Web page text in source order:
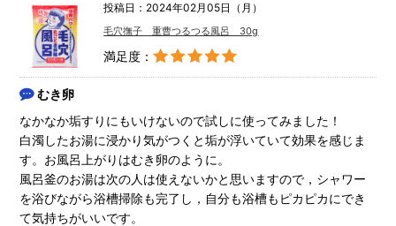
投稿日：2024年02月05日（月）
毛穴撫子 重曹つるつる風呂 30g
満足度：
むき卵
なかなか垢すりにもいけないので試しに使ってみました！
白濁したお湯に浸かり気がつくと垢が浮いていて効果を感じま
す。お風呂上がりはむき卵のように。
風呂釜のお湯は次の人は使えないかと思いますので，シャワー
を浴びながら浴槽掃除も完了し，自分も浴槽もピカピカにでき
て気持ちがいいです。